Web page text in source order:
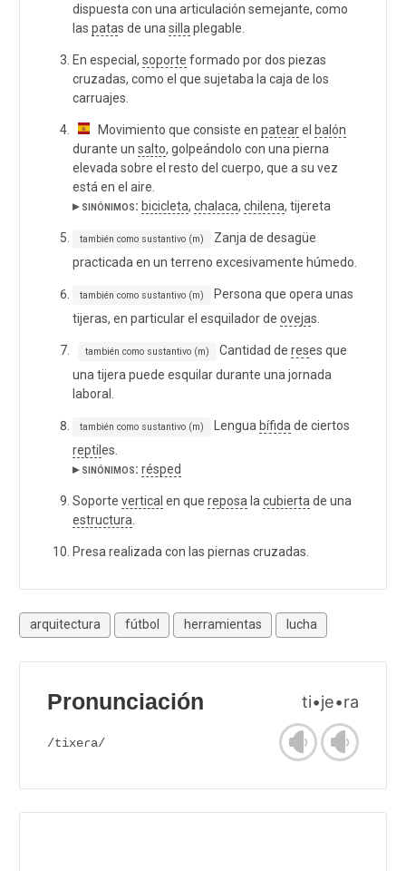
dispuesta con una articulación semejante, como
las patas de una silla plegable.
En especial, soporte formado por dos piezas
cruzadas, como el que sujetaba la caja de los
carruajes.
Movimiento que consiste en patearel balón
durante un salto, golpeándolo con una pierna
elevada sobre el resto del cuerpo, que a su vez
está en el aire.
▸ sinónimos: bicicleta, chalaca, chilena, tijereta
también como sustantivo (m)
Zanja de desagüe
practicada en un terreno excesivamente húmedo.
también como sustantivo (m)
Persona que opera unas
tijeras, en particular el esquilador de ovejas.
también como sustantivo (m) Cantidad de reses que
una tijera puede esquilar durante una jornada
laboral.
también como sustantivo (m) Lengua bífida de ciertos
reptil es.
▸ sinónimos: résped
Soporte vertical en que reposa la cubierta de una
estructura
Presa realizada con las piernas cruzadas.
arquitectura fútbol herramientas lucha
Pronunciación ti•je•ra
/tixeɾa/